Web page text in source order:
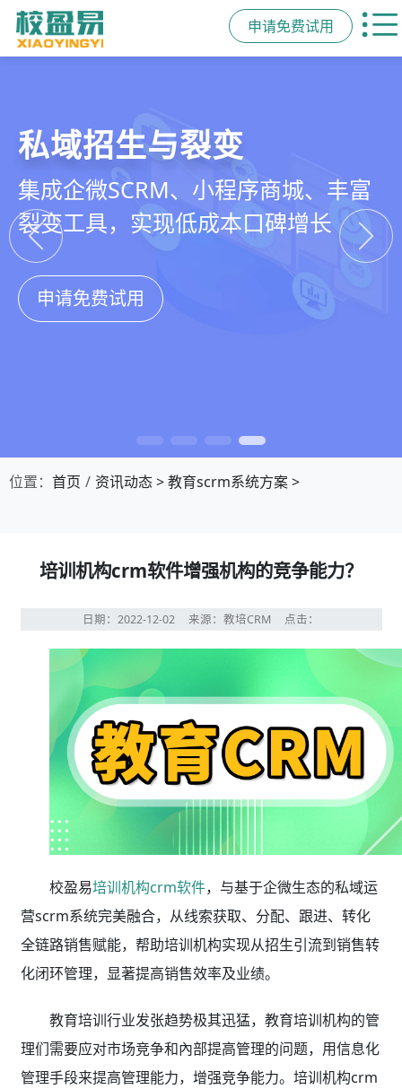
申请免费试用
教培行业CRM
以学员为中心，打通从引流、转化、
教学到复购转介绍的全生命周期增长
引擎
申请免费试用
智能销售漏斗
线索自动分配、标准化跟单、试听转
化分析，打造高绩效招生团队
申请免费试用
精细化客户运营
360°学员画像、自动化服务流程、智
能续费预警，深度挖掘学员长期价值
申请免费试用
私域招生与裂变
集成企微SCRM、小程序商城、丰富
裂变工具，实现低成本口碑增长
申请免费试用
位置： 首页 资讯动态>教育scrm系统方案>
培训机构crm软件增强机构的竞争能力？
日期：2022-12-02 来源：教培CRM 点击：
校盈易培训机构crm软件，与基于企微生态的私域运
营scrm系统完美融合，从线索获取、分配、跟进、转化
全链路销售赋能，帮助培训机构实现从招生引流到销售转
化闭环管理，显著提高销售效率及业绩。
教育培训行业发张趋势极其迅猛，教育培训机构的管
理们需要应对市场竞争和內部提高管理的问题，用信息化
管理手段来提高管理能力，增强竞争能力。培训机构crm